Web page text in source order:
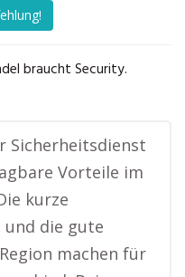
braucht Security.
Sicherheitsdienst
Vorteile im
kurze
und die gute
machen für